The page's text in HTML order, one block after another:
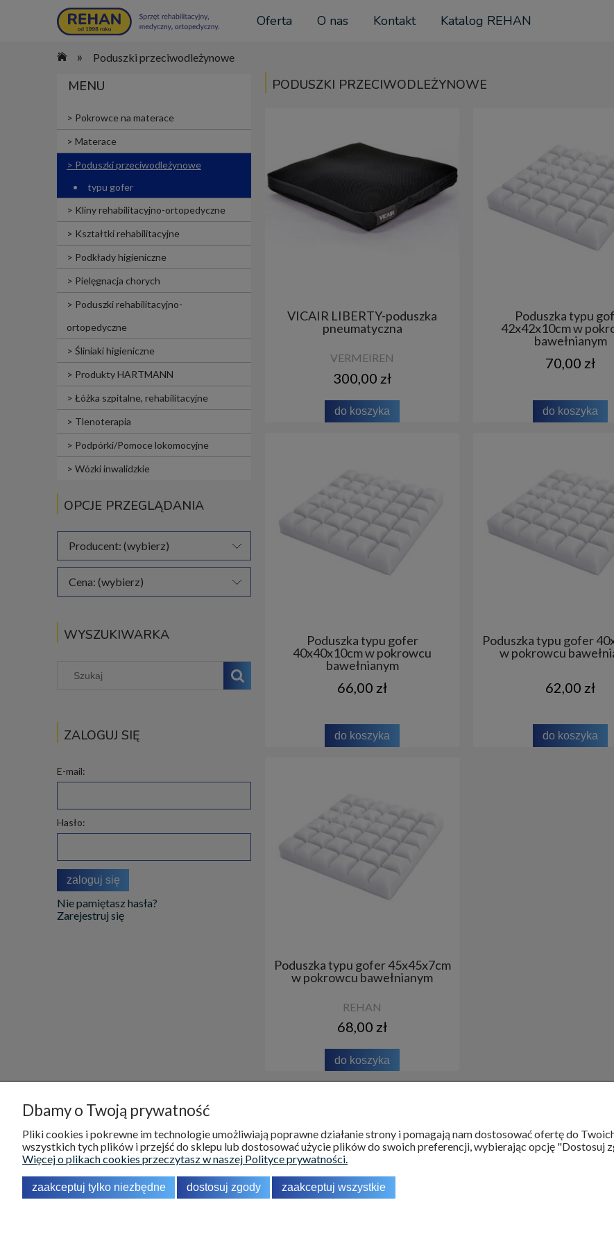
Oferta O nas Kontakt Katalog REHAN
» Poduszki przeciwodleżynowe
MENU
Pokrowce na materace
Materace
Poduszki przeciwodleżynowe
typu gofer
Kliny rehabilitacyjno-ortopedyczne
Kształtki rehabilitacyjne
Podkłady higieniczne
Pielęgnacja chorych
Poduszki rehabilitacyjno-
ortopedyczne
Śliniaki higieniczne
Produkty HARTMANN
Łóżka szpitalne, rehabilitacyjne
Tlenoterapia
Podpórki/Pomoce lokomocyjne
Wózki inwalidzkie
OPCJE PRZEGLĄDANIA
Producent: (wybierz)
Cena: (wybierz)
WYSZUKIWARKA
ZALOGUJ SIĘ
E-mail:
Hasło:
zaloguj się
Nie pamiętasz hasła?
Zarejestruj się
PODUSZKI PRZECIWODLEŻYNOWE
VICAIR LIBERTY-poduszka
pneumatyczna
VERMEIREN
300,00 zł
do koszyka
Poduszka typu
42x42x10cm w
bawełnianym
70,00 zł
do koszyka
Poduszka typu gofer
40x40x10cm w pokrowcu
bawełnianym
66,00 zł
do koszyka
Poduszka typu gofer
w pokrowcu
62,00 zł
do koszyka
Poduszka typu gofer 45x45x7cm
w pokrowcu bawełnianym
REHAN
68,00 zł
do koszyka
Koszty dostawy
Formy płatności
Reklamacje
Regulamin
Kontakt
Dbamy o Twoją prywatność
Pliki cookies i pokrewne im technologie umożliwiają poprawne działanie strony i pomagają nam dostosować ofertę do
wszystkich tych plików i przejść do sklepu lub dostosować użycie plików do swoich preferencji, wybierając opcję "Dostosuj
Więcej o plikach cookies przeczytasz w naszej Polityce prywatności.
zaakceptuj tylko niezbędne dostosuj zgody zaakceptuj wszystkie